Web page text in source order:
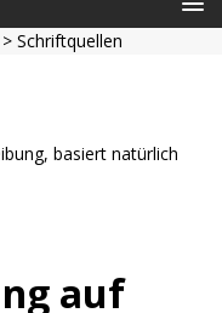
> Schriftquellen
basiert natürlich
auf